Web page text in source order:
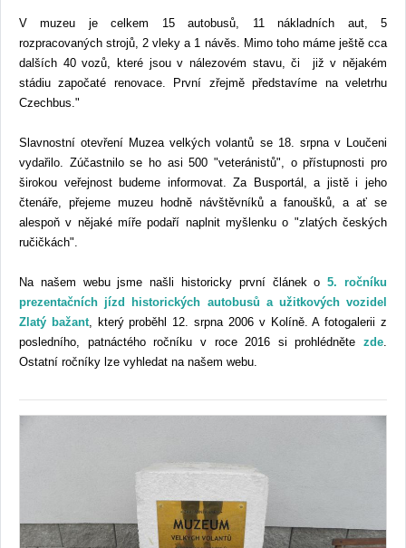
V muzeu je celkem 15 autobusů, 11 nákladních aut, 5
rozpracovaných strojů, 2 vleky a 1 návěs. Mimo toho máme ještě cca
dalších 40 vozů, které jsou v nálezovém stavu, či již v nějakém
stádiu započaté renovace. První zřejmě představíme na veletrhu
Czechbus."
Slavnostní otevření Muzea velkých volantů se 18. srpna v Loučeni
vydařilo. Zúčastnilo se ho asi 500 "veteránistů", o přístupnosti pro
širokou veřejnost budeme informovat. Za Busportál, a jistě i jeho
čtenáře, přejeme muzeu hodně návštěvníků a fanoušků, a ať se
alespoň v nějaké míře podaří naplnit myšlenku o "zlatých českých
ručičkách".
Na našem webu jsme našli historicky první článek o5. ročníku
prezentačních jízd historických autobusů a užitkových vozidel
Zlatý bažant, který proběhl 12. srpna 2006 v Kolíně. A fotogalerii z
posledního, patnáctého ročníku v roce 2016 si prohlédněte zde.
Ostatní ročníky lze vyhledat na našem webu.